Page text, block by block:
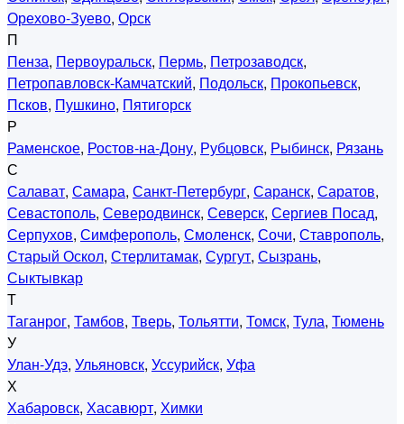
Орехово-Зуево, Орск
П
Пенза, Первоуральск, Пермь, Петрозаводск,
Петропавловск-Камчатский, Подольск, Прокопьевск,
Псков, Пушкино, Пятигорск
Р
Раменское, Ростов-на-Дону, Рубцовск, Рыбинск, Рязань
С
Салават, Самара, Санкт-Петербург, Саранск, Саратов,
Севастополь, Северодвинск, Северск, Сергиев Посад,
Серпухов, Симферополь, Смоленск, Сочи, Ставрополь,
Старый Оскол, Стерлитамак, Сургут, Сызрань,
Сыктывкар
Т
Таганрог, Тамбов, Тверь, Тольятти, Томск, Тула, Тюмень
У
Улан-Удэ, Ульяновск, Уссурийск, Уфа
Х
Хабаровск, Хасавюрт, Химки